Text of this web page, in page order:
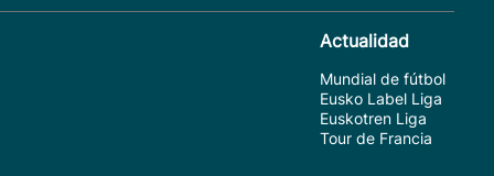
Actualidad
Mundial de fútbol
Eusko Label Liga
Euskotren Liga
Tour de Francia